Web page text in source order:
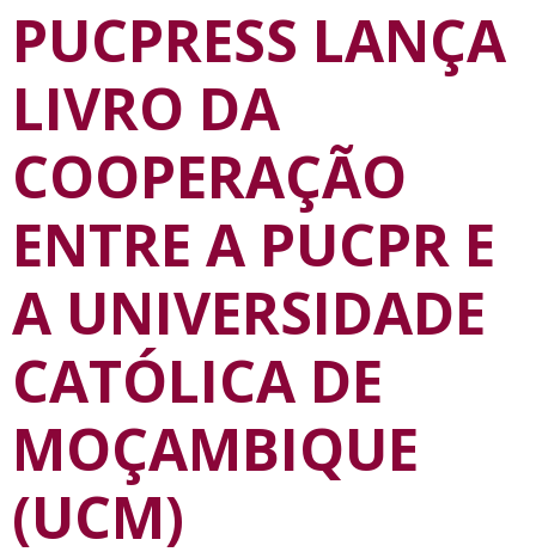
PUCPRESS LANÇA
LIVRO DA
COOPERAÇÃO
ENTRE A PUCPR E
A UNIVERSIDADE
CATÓLICA DE
MOÇAMBIQUE
(UCM)